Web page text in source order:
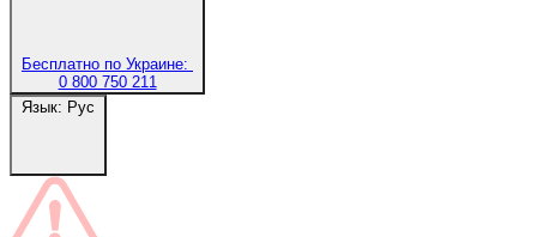
Бесплатно по Украине:
0 800 750 211
Язык: Рус